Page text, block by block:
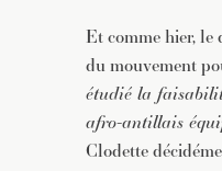
Et comme hier, le
du mouvement
étudié la
afro-antillais
Clodette